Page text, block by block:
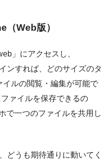
Web版）
」にアクセスし、
ンすれば、どのサイズのタ
ルの閲覧・編集が可能で
ァイルを保存できるの
で一つのファイルを共用し
どうも期待通りに動いてく